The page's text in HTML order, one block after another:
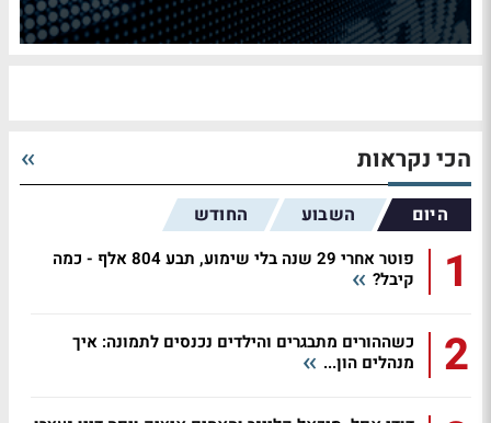
הכי נקראות
היום השבוע החודש
1
פוטר אחרי 29 שנה בלי שימוע, תבע 804 אלף - כמה
קיבל?
2
כשההורים מתבגרים והילדים נכנסים לתמונה: איך
מנהלים הון...